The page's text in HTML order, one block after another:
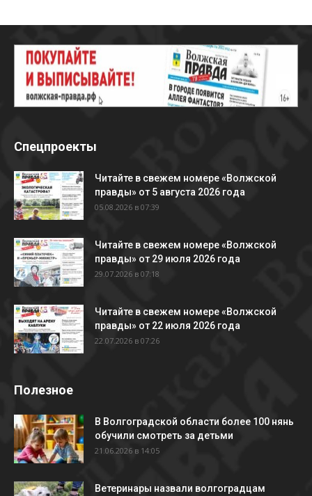
Спецпроекты
Читайте в свежем номере «Волжской
правды» от 5 августа 2026 года
05.08.2026 в 07:39
Читайте в свежем номере «Волжской
правды» от 29 июля 2026 года
29.07.2026 в 07:18
Читайте в свежем номере «Волжской
правды» от 22 июля 2026 года
22.07.2026 в 07:26
Полезное
В Волгоградской области более 100 нянь
обучили смотреть за детьми
21.06.2026 в 14:05
Ветеринары назвали волгоградцам